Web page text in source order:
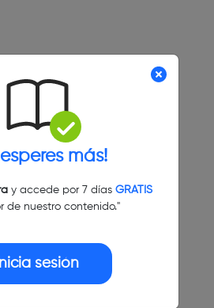
esperes más!
y accede por 7 días GRATIS
de nuestro contenido."
Inicia sesión